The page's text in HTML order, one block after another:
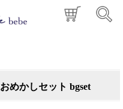
めかしセット bgset